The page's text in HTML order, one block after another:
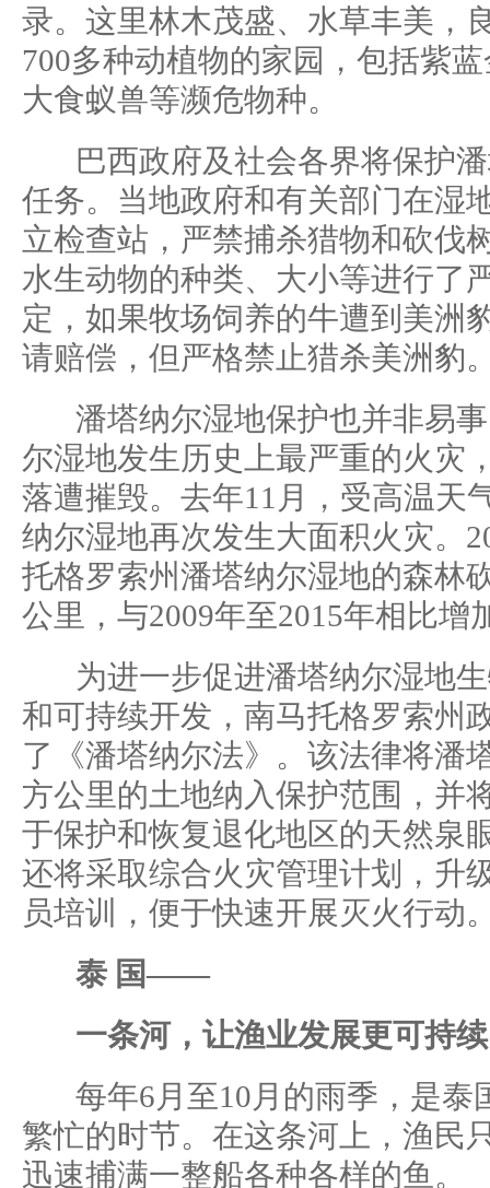
录。这里林木茂盛、水草丰美，
700多种动植物的家园，包括紫
大食蚁兽等濒危物种。
巴西政府及社会各界将保护潘
任务。当地政府和有关部门在湿
立检查站，严禁捕杀猎物和砍伐
水生动物的种类、大小等进行了
定，如果牧场饲养的牛遭到美洲
请赔偿，但严格禁止猎杀美洲豹
潘塔纳尔湿地保护也并非易事
尔湿地发生历史上最严重的火灾
落遭摧毁。去年11月，受高温天
纳尔湿地再次发生大面积火灾。
托格罗索州潘塔纳尔湿地的森林
公里，与2009年至2015年相比增
为进一步促进潘塔纳尔湿地生
和可持续开发，南马托格罗索州
了《潘塔纳尔法》。该法律将潘
方公里的土地纳入保护范围，并
于保护和恢复退化地区的天然泉
还将采取综合火灾管理计划，升
员培训，便于快速开展灭火行动
泰 国——
一条河，让渔业发展更可持续
每年6月至10月的雨季，是泰
繁忙的时节。在这条河上，渔民
迅速捕满一整船各种各样的鱼。